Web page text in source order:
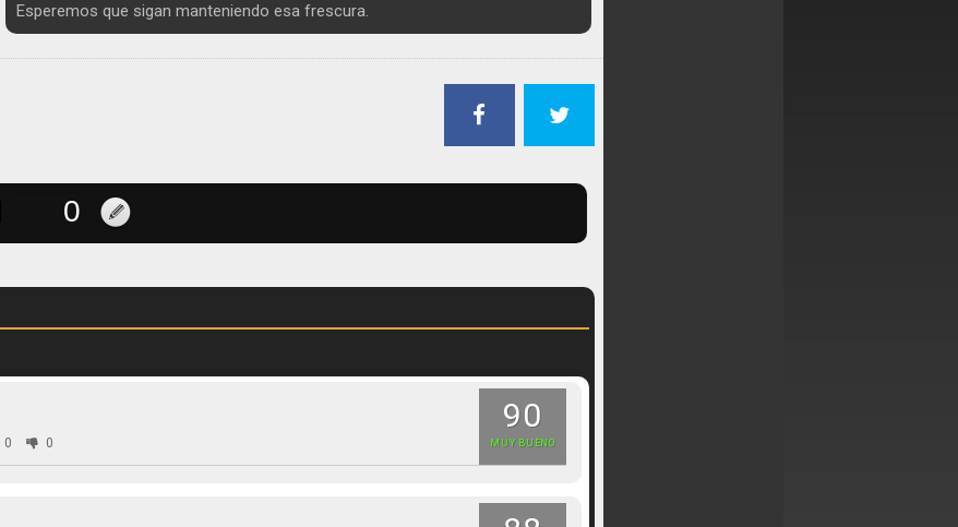
Esperemos que sigan manteniendo esa frescura.
90
MUY BUENO
0 0